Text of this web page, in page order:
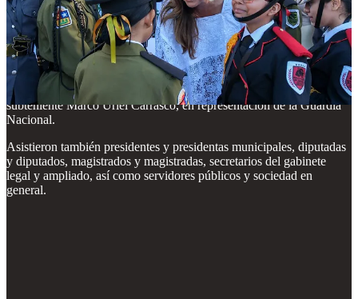
Acompañaron a la Gobernadora en este acto conmemorativo
Verónica Lezama Espinosa, presidenta honoraria del Sistema DIF
Quintana Roo; el General Fidel Mondragón Rivero, comandante de
la 34ª Zona Militar; el Vicealmirante Marco Antonio Muñoz
Hernández, comandante de la 11ª Zona Naval; la presidenta
municipal de Othón P. Blanco, Yensunni Martínez Hernández; el
subteniente Marco Uriel Carrasco, en representación de la Guardia
Nacional.
Asistieron también presidentes y presidentas municipales, diputadas
y diputados, magistrados y magistradas, secretarios del gabinete
legal y ampliado, así como servidores públicos y sociedad en
general.